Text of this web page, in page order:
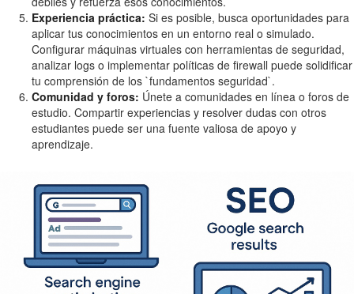
Experiencia práctica: Si es posible, busca oportunidades para
aplicar tus conocimientos en un entorno real o simulado.
Configurar máquinas virtuales con herramientas de seguridad,
analizar logs o implementar políticas de firewall puede solidificar
tu comprensión de los `fundamentos seguridad`.
Comunidad y foros: Únete a comunidades en línea o foros de
estudio. Compartir experiencias y resolver dudas con otros
estudiantes puede ser una fuente valiosa de apoyo y
aprendizaje.